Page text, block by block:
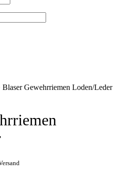
Blaser Gewehrriemen Loden/Leder